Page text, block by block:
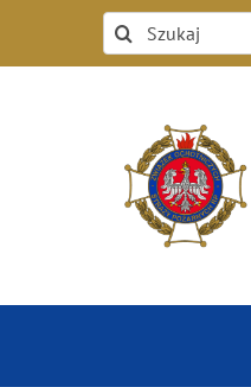
Szukaj